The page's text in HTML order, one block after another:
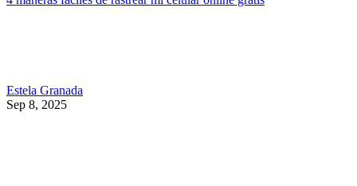
Estela Granada
Sep 8, 2025